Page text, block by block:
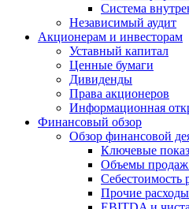
Система
Независимый аудит
Акционерам и инвесторам
Уставный капитал
Ценные бумаги
Дивиденды
Права акционеров
Информационная
Финансовый обзор
Обзор финансовой
Ключевые
Объемы продаж
Себестоимость
Прочие